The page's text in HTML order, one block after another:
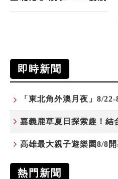
即時新聞
熱門新聞